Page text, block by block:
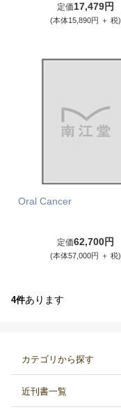
定価17,479円
(本体15,890円 ＋ 税)
Oral Cancer
定価62,700円
(本体57,000円 ＋ 税)
4件あります
カテゴリから探す
近刊書一覧